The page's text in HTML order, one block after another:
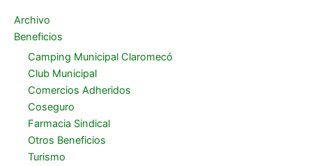
Archivo
Beneficios
Camping Municipal Claromecó
Club Municipal
Comercios Adheridos
Coseguro
Farmacia Sindical
Otros Beneficios
Turismo